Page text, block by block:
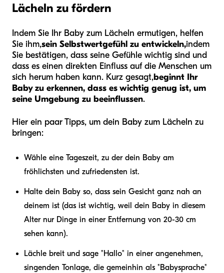
Lächeln zu fördern
Indem Sie Ihr Baby zum Lächeln ermutigen, helfen
Sie ihm,sein Selbstwertgefühl zu entwickeln,indem
Sie bestätigen, dass seine Gefühle wichtig sind und
dass es einen direkten Einfluss auf die Menschen um
sich herum haben kann. Kurz gesagt,beginnt Ihr
Baby zu erkennen, dass es wichtig genug ist, um
seine Umgebung zu beeinflussen.
Hier ein paar Tipps, um dein Baby zum Lächeln zu
bringen:
Wähle eine Tageszeit, zu der dein Baby am
fröhlichsten und zufriedensten ist.
Halte dein Baby so, dass sein Gesicht ganz nah an
deinem ist (das ist wichtig, weil dein Baby in diesem
Alter nur Dinge in einer Entfernung von 20-30 cm
sehen kann).
Lächle breit und sage "Hallo" in einer angenehmen,
singenden Tonlage, die gemeinhin als "Babysprache"